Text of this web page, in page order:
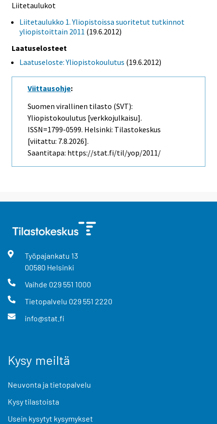
Liitetaulukot
Liitetaulukko 1. Yliopistoissa suoritetut tutkinnot
yliopistoittain 2011 (19.6.2012)
Laatuselosteet
Laatuseloste: Yliopistokoulutus (19.6.2012)
Viittausohje:
Suomen virallinen tilasto (SVT):
Yliopistokoulutus [verkkojulkaisu].
ISSN=1799-0599. Helsinki: Tilastokeskus
[viitattu: 7.8.2026].
Saantitapa: https://stat.fi/til/yop/2011/
Työpajankatu 13
00580 Helsinki
Vaihde 029 551 1000
Tietopalvelu 029 551 2220
info@stat.fi
Kysy meiltä
Neuvonta ja tietopalvelu
Kysy tilastoista
Usein kysytyt kysymykset